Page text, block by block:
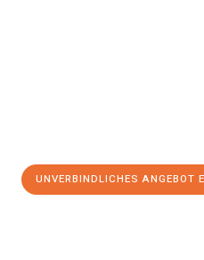
UNVERBINDLICHES ANGEBOT